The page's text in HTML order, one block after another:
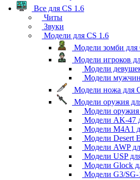
Все для CS 1.6
Читы
Звуки
Модели для CS 1.6
Модели зомби для
Модели игроков
Модели
Модели
Модели ножа для
Модели оружия
Модели оружия
Модели AK-47
Модели M4A1
Модели Desert
Модели AWP
Модели USP
Модели Glock
Модели G3/SG-